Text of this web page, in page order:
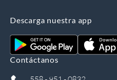
Descarga nuestra app
Contáctanos